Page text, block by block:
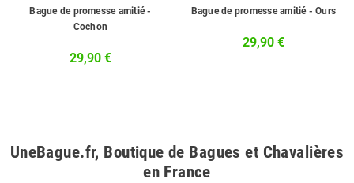
Bague de promesse amitié -
Cochon
29,90 €
Bague de promesse amitié - Ours
29,90 €
UneBague.fr, Boutique de Bagues et Chavalières
en France